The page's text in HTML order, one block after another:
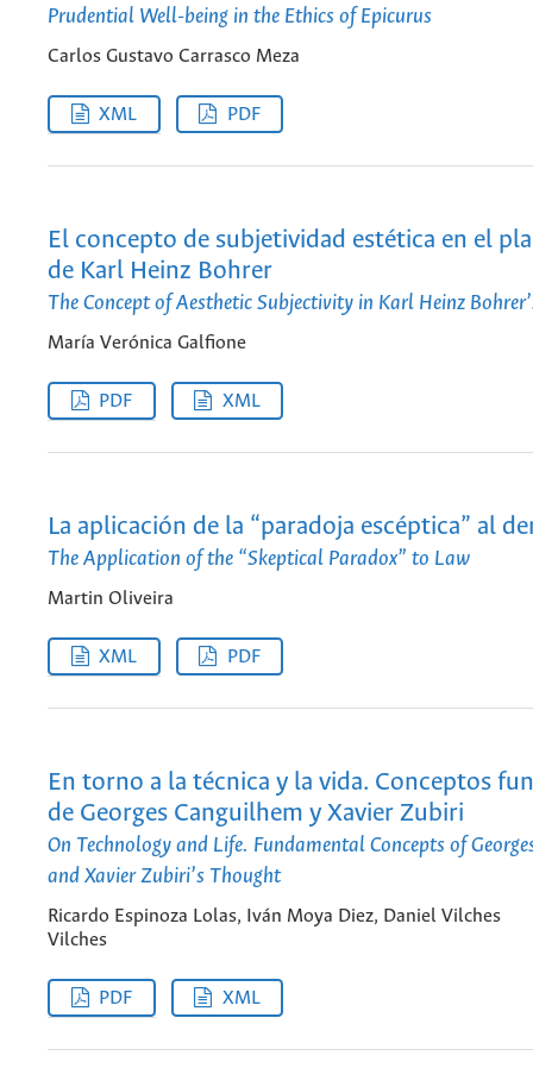
Prudential Well-being in the Ethics of Epicurus
Carlos Gustavo Carrasco Meza
XML PDF
El concepto de subjetividad estética en el
de Karl Heinz Bohrer
The Concept of Aesthetic Subjectivity in Karl Heinz
María Verónica Galfione
PDF XML
La aplicación de la “paradoja escéptica” al
The Application of the “Skeptical Paradox” to Law
Martin Oliveira
XML PDF
En torno a la técnica y la vida. Conceptos
de Georges Canguilhem y Xavier Zubiri
On Technology and Life. Fundamental Concepts of
and Xavier Zubiri’s Thought
Ricardo Espinoza Lolas, Iván Moya Diez, Daniel Vilches
Vilches
PDF XML